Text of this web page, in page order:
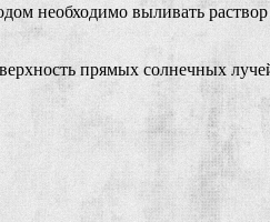
необходимо выливать
прямых солнечных